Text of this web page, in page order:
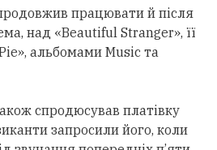
працювати й після
над «Beautiful Stranger», її
альбомами Music та
спродюсував платівку
запросили його, коли